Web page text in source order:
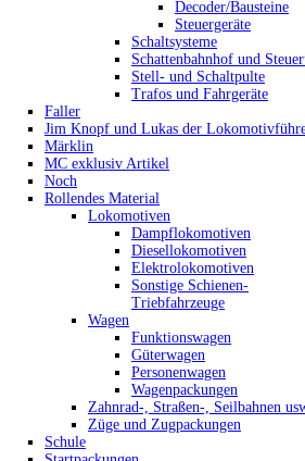
Decoder/Bausteine
Steuergeräte
Schaltsysteme
Schattenbahnhof und
Stell- und Schaltpulte
Trafos und Fahrgeräte
Faller
Jim Knopf und Lukas der
Märklin
MC exklusiv Artikel
Noch
Rollendes Material
Lokomotiven
Dampflokomotiven
Diesellokomotiven
Elektrolokomotiven
Sonstige Schienen-
Triebfahrzeuge
Wagen
Funktionswagen
Güterwagen
Personenwagen
Wagenpackungen
Zahnrad-, Straßen-, Seilbahnen
Züge und Zugpackungen
Schule